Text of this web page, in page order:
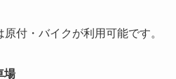
原付・バイクが利用可能です。
場